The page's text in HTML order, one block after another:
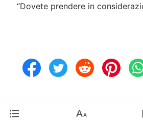
“Dovete prendere in
Pagina precedente:6. Perché si